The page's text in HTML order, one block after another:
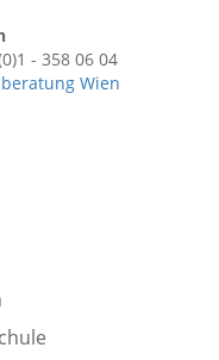
- 358 06 04
Wien